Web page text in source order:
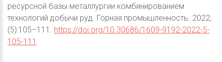
ресурсной базы металлургии комбинированием
технологий добычи руд. Горная промышленность. 2022;
(5):105–111. https://doi.org/10.30686/1609-9192-2022-5-
105-111